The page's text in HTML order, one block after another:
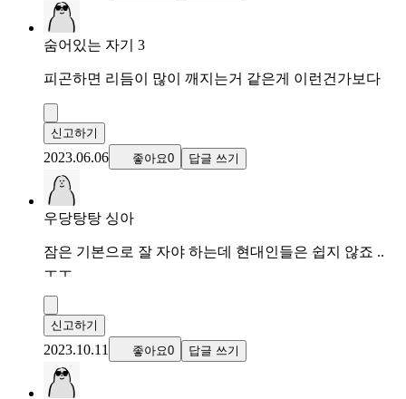
숨어있는 자기 3
피곤하면 리듬이 많이 깨지는거 같은게 이런건가보다
신고하기
2023.06.06 좋아요0 답글 쓰기
우당탕탕 싱아
잠은 기본으로 잘 자야 하는데 현대인들은 쉽지 않죠 ..
ㅜㅜ
신고하기
2023.10.11 좋아요0 답글 쓰기